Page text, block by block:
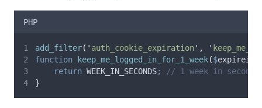
PHP
add_filter( ' auth_cookie_expiration' , '
function
keep_me_logged_in_for_1_week($expirein
return WEEK_IN_SECONDS;
// 1 week in seconds
}